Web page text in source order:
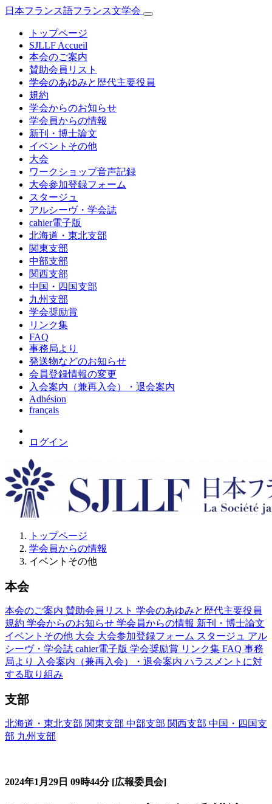
日本フランス語フランス文学会
トップページ
SJLLF Accueil
本会のご案内
賛助会員リスト
学会のあゆみと歴代主要役員
規約
学会からのお知らせ
学会員からの情報
新刊・博士論文
イベントその他
大会
ワークショップ音声記録
大会参加登録フォーム
スタージュ
アルシーヴ・学会誌
cahier電子版
北海道・東北支部
関東支部
中部支部
関西支部
中国・四国支部
九州支部
学会奨励賞
リンク集
FAQ
事務局より
発送物などのお知らせ
会員登録情報の変更
入会案内（兼再入会）・退会案内
Adhésion
français
ログイン
トップページ
学会員からの情報
イベントその他
本会
本会のご案内 賛助会員リスト 学会のあゆみと歴代主要役員
規約 学会からのお知らせ 学会員からの情報 新刊・博士論文
イベントその他 大会 大会参加登録フォーム スタージュ アル
シーヴ・学会誌 cahier電子版 学会奨励賞 リンク集 FAQ 事務
局より
入会案内（兼再入会）・退会案内 ハラスメントに対
する取り組み
支部
北海道・東北支部 関東支部 中部支部 関西支部 中国・四国支
部 九州支部
2024年1月29日 09時44分 [広報委員会]